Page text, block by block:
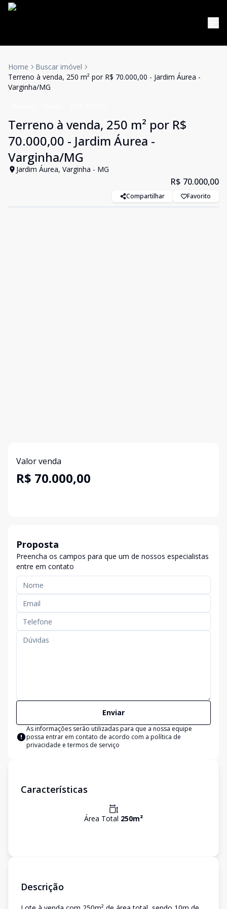
Home
Buscar imóvel
Terreno à venda, 250 m² por R$ 70.000,00 - Jardim Áurea -
Varginha/MG
Terreno à venda, 250 m² por R$
70.000,00 - Jardim Áurea -
Varginha/MG
Jardim Áurea, Varginha - MG
R$ 70.000,00
Compartilhar Favorito
Valor venda
R$ 70.000,00
Proposta
Preencha os campos para que um de nossos especialistas
entre em contato
Enviar
As informações serão utilizadas para que a nossa equipe
possa entrar em contato de acordo com a política de
privacidade e termos de serviço
Características
Área Total 250m²
Descrição